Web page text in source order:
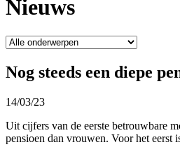
Nieuws
Nog steeds een diepe
14/03/23
Uit cijfers van de eerste betrouwbare
pensioen dan vrouwen. Voor het eerst